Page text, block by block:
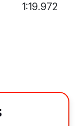
1:19.972